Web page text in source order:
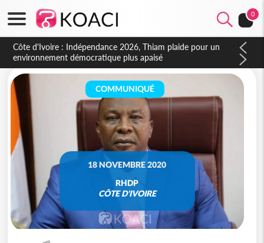
0
Côte d'Ivoire : Indépendance 2026, Thiam plaide pour un
environnement démocratique plus apaisé
COMMUNIQUÉ
18 NOVEMBRE 2020
RHDP
CÔTE D'IVOIRE